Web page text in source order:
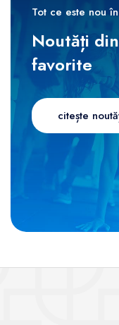
Tot ce este nou
Noutăți
favorite
citește